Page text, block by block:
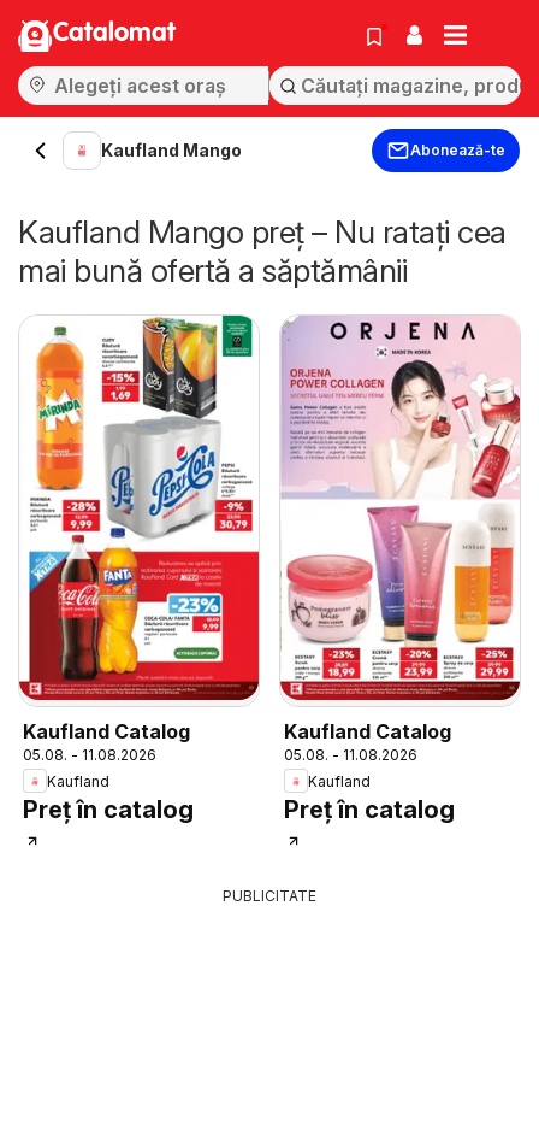
Catalomat
Kaufland Mango Abonează-te
Kaufland Mango preț – Nu ratați cea
mai bună ofertă a săptămânii
Kaufland Catalog
05.08. - 11.08.2026
Kaufland
Preț în catalog
Kaufland Catalog
05.08. - 11.08.2026
Kaufland
Preț în catalog
PUBLICITATE